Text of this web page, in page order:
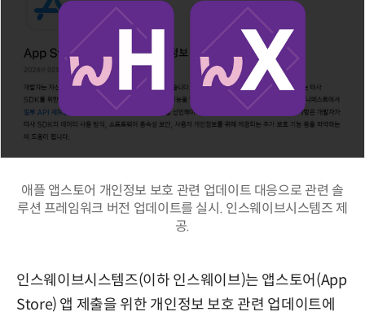
애플 앱스토어 개인정보 보호 관련 업데이트 대응으로 관련 솔
루션 프레임워크 버전 업데이트를 실시. 인스웨이브시스템즈 제
공.
인스웨이브시스템즈(이하 인스웨이브)는 앱스토어(App
Store) 앱 제출을 위한 개인정보 보호 관련 업데이트에